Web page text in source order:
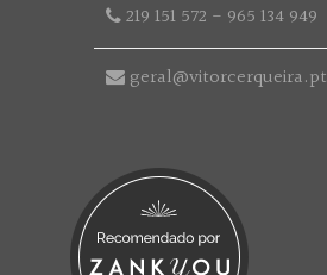
219 151 572 - 965 134 949
geral@vitorcerqueira.pt